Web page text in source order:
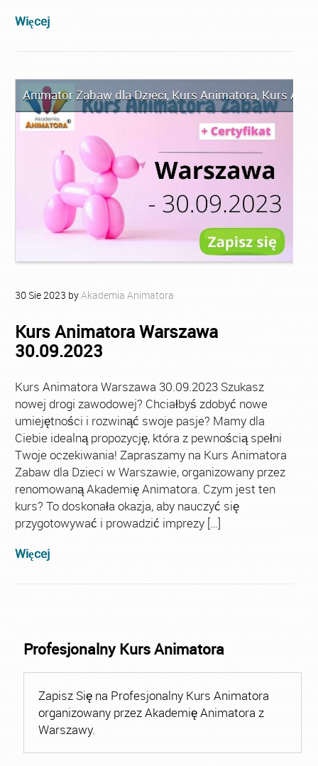
Więcej
Animator Zabaw dla Dzieci, Kurs Animatora, Kurs
30 Sie2023 byAkademia Animatora
Kurs Animatora Warszawa
30.09.2023
Kurs Animatora Warszawa 30.09.2023 Szukasz
nowej drogi zawodowej? Chciałbyś zdobyć nowe
umiejętności i rozwinąć swoje pasje? Mamy dla
Ciebie idealną propozycję, która z pewnością spełni
Twoje oczekiwania! Zapraszamy na Kurs Animatora
Zabaw dla Dzieci w Warszawie, organizowany przez
renomowaną Akademię Animatora. Czym jest ten
kurs? To doskonała okazja, aby nauczyć się
przygotowywać i prowadzić imprezy […]
Więcej
Profesjonalny Kurs Animatora
Zapisz Się na Profesjonalny Kurs Animatora
organizowany przez Akademię Animatora z
Warszawy.